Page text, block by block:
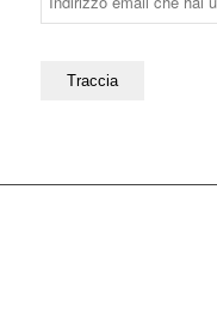
Traccia